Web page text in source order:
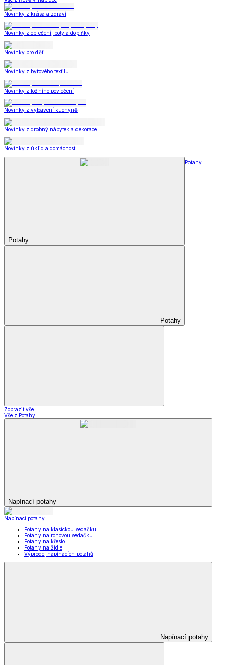
Novinky z krása a zdraví
Novinky z oblečení, boty a doplňky
Novinky pro děti
Novinky z bytového textilu
Novinky z ložního povlečení
Novinky z vybavení kuchyně
Novinky z drobný nábytek a dekorace
Novinky z úklid a domácnost
Potahy
Potahy
Potahy
Zobrazit vše
Vše z Potahy
Napínací potahy
Napínací potahy
Potahy na klasickou sedačku
Potahy na rohovou sedačku
Potahy na křeslo
Potahy na židle
Výprodej napínacích potahů
Napínací potahy